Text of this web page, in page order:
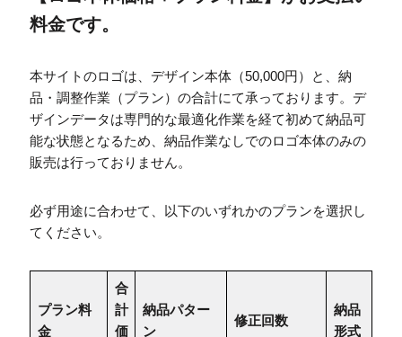
料金です。
本サイトのロゴは、デザイン本体（50,000円）と、納
品・調整作業（プラン）の合計にて承っております。デ
ザインデータは専門的な最適化作業を経て初めて納品可
能な状態となるため、納品作業なしでのロゴ本体のみの
販売は行っておりません。
必ず用途に合わせて、以下のいずれかのプランを選択し
てください。
プラン料
金
合
計
価
納品パター
ン
修正回数
納品
形式